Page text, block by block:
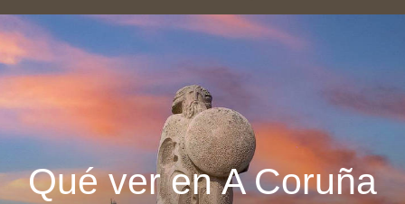
Qué ver en A Coruña